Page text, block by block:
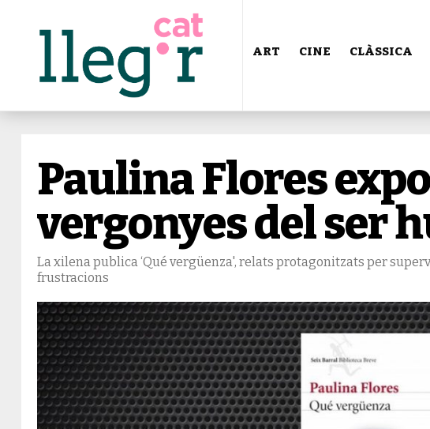
ART CINE CLÀSSICA
Paulina Flores
vergonyes del ser
La xilena publica ‘Qué vergüenza', relats protagonitzats per
frustracions